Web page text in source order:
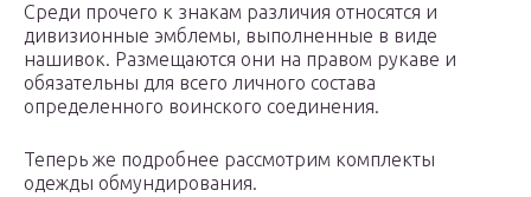
Среди прочего к знакам различия относятся и
дивизионные эмблемы, выполненные в виде
нашивок. Размещаются они на правом рукаве и
обязательны для всего личного состава
определенного воинского соединения.
Теперь же подробнее рассмотрим комплекты
одежды обмундирования.